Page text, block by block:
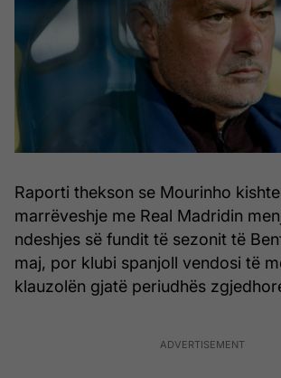
Raporti thekson se Mourinho
marrëveshje me Real Madridin
ndeshjes së fundit të sezonit të
maj, por klubi spanjoll vendosi të
klauzolën gjatë periudhës